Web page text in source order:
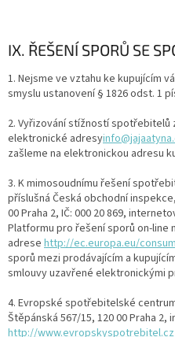
IX. ŘEŠENÍ SPORŮ SE
1. Nejsme ve vztahu ke kupujícím
smyslu ustanovení § 1826 odst. 1
2. Vyřizování stížností
elektronické adresy
zašleme na elektronickou adresu
3. K mimosoudnímu řešení
příslušná Česká obchodní
00 Praha 2, IČ: 000 20 869,
Platformu pro řešení sporů on-line
adrese http://ec.europa.eu/
sporů mezi prodávajícím a
smlouvy uzavřené elektronickými
4. Evropské spotřebitelské
Štěpánská 567/15, 120 00 Praha 2,
http://www.evropskyspotrebitel.cz